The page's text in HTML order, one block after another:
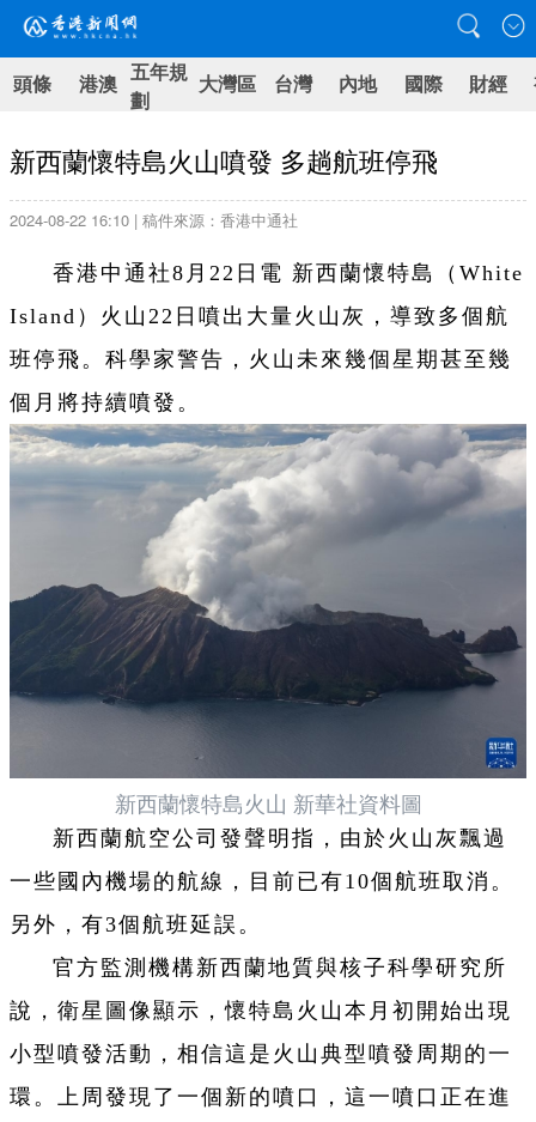
頭條 港澳 五年規
劃
大灣區 台灣 內地 國際 財經
新西蘭懷特島火山噴發 多趟航班停飛
2024-08-22 16:10 | 稿件來源：香港中通社
香港中通社8月22日電 新西蘭懷特島（White
Island）火山22日噴出大量火山灰，導致多個航
班停飛。科學家警告，火山未來幾個星期甚至幾
個月將持續噴發。
新西蘭懷特島火山 新華社資料圖
新西蘭航空公司發聲明指，由於火山灰飄過
一些國內機場的航線，目前已有10個航班取消。
另外，有3個航班延誤。
官方監測機構新西蘭地質與核子科學研究所
說，衛星圖像顯示，懷特島火山本月初開始出現
小型噴發活動，相信這是火山典型噴發周期的一
環。上周發現了一個新的噴口，這一噴口正在進